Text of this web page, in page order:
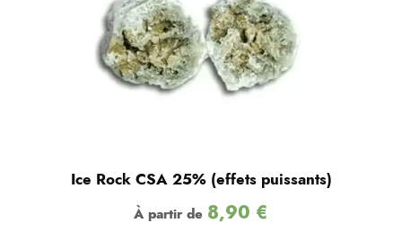
Ice Rock CSA 25% (effets puissants)
À partir de 8,90 €